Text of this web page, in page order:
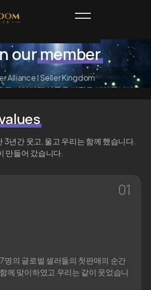
ourmember
Alliance l Seller Kingdom
로 나아가면 성공은 저절로 따라옵니다.”
3년간 웃고, 울고 우리는 함께 했습니다.
만들어 갔습니다.
명의 글로벌 셀러들의 첫판매의 순간
께 맞이하였고 우리는 같이 웃었습니
01